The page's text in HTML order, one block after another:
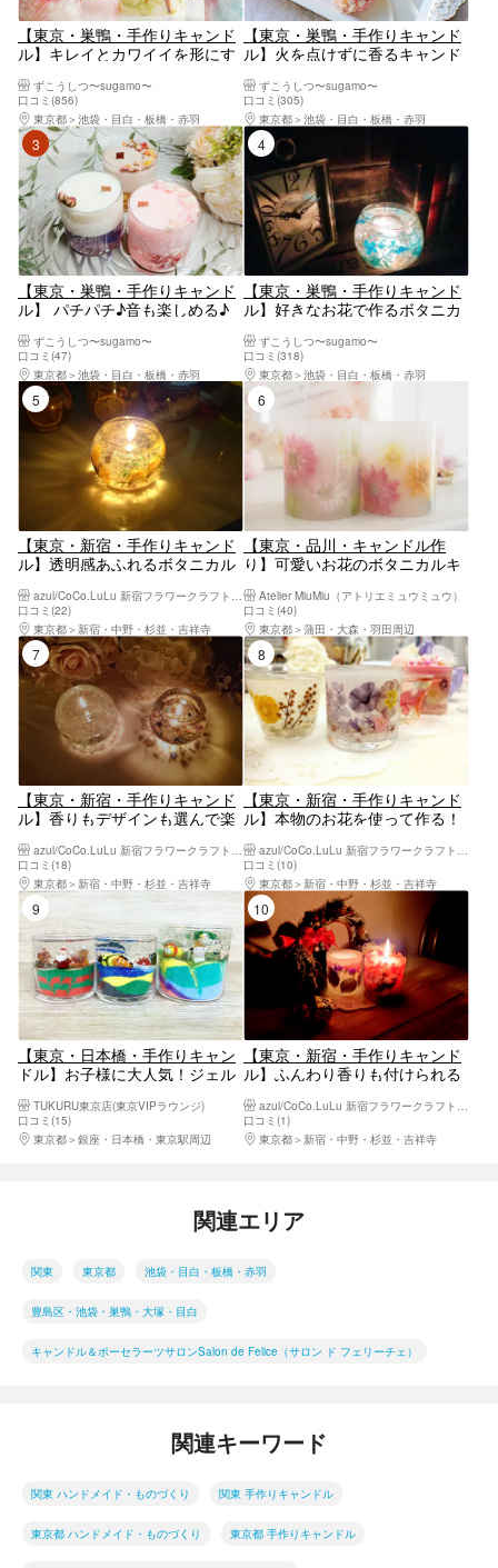
【東京・巣鴨・手作りキャンド
ル】キレイとカワイイを形にす
（1個）※平日割引対象
ずこうしつ〜sugamo〜
口コミ(856)
東京都
池袋・目白・板橋・赤羽
【東京・巣鴨・手作りキャンド
ル】火を点けずに香るキャンド
サシェ(2個)
ずこうしつ〜sugamo〜
口コミ(305)
東京都
池袋・目白・板橋・赤羽
3位
【東京・巣鴨・手作りキャンド
ル】 パチパチ♪音も楽しめる♪
ンドル （1個）
ずこうしつ〜sugamo〜
口コミ(47)
東京都
池袋・目白・板橋・赤羽
【東京・巣鴨・手作りキャンド
ル】好きなお花で作るボタニカ
平日割引対象
ずこうしつ〜sugamo〜
口コミ(318)
東京都
池袋・目白・板橋・赤羽
5位
【東京・新宿・手作りキャンド
ル】透明感あふれるボタニカル
体験 ハンドメイド ものづく
り 女子会や親子で楽しめます
azul/CoCo.LuLu 新宿フラワークラフト体験工房
口コミ(22)
東京都
新宿・中野・杉並・吉祥寺
6位
【東京・品川・キャンドル作
り】可愛いお花のボタニカルキ
Atelier MiuMiu（アトリエミュウミュウ）
口コミ(40)
東京都
蒲田・大森・羽田周辺
7位
【東京・新宿・手作りキャンド
ル】香りもデザインも選んで楽
ドル制作
azul/CoCo.LuLu 新宿フラワークラフト体験工房
口コミ(18)
東京都
新宿・中野・杉並・吉祥寺
8位
【東京・新宿・手作りキャンド
ル】本物のお花を使って作る！
作 女子会、親子体験、デート
に最適♪（ハンドメイド、もの
づくり、企業イベント、出張イ
ベント可能）
azul/CoCo.LuLu 新宿フラワークラフト体験工房
口コミ(10)
東京都
新宿・中野・杉並・吉祥寺
【東京・日本橋・手作りキャン
ドル】お子様に大人気！ジェル
TUKURU東京店(東京VIPラウンジ)
口コミ(15)
東京都
銀座・日本橋・東京駅周辺
10位
【東京・新宿・手作りキャンド
ル】ふんわり香りも付けられる
ロマ香るアイテムです。 女子
会、親子体験、団体制作に
口コミ(1)
東京都
新宿・中野・杉並・吉祥寺
関連エリア
関東 東京都 池袋・目白・板橋・赤羽
豊島区・池袋・巣鴨・大塚・目白
キャンドル＆ポーセラーツサロンSalon de Felice（サロン ド フェリーチェ）
関連キーワード
関東 ハンドメイド・ものづくり 関東 手作りキャンドル
東京都 ハンドメイド・ものづくり 東京都 手作りキャンドル